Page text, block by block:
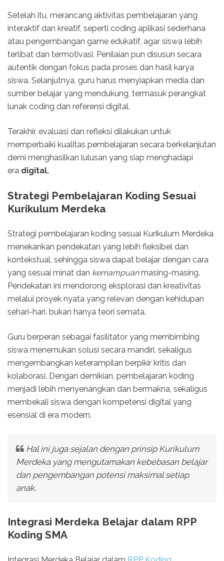
Setelah itu, merancang aktivitas pembelajaran yang
interaktif dan kreatif, seperti coding aplikasi sederhana
atau pengembangan game edukatif, agar siswa lebih
terlibat dan termotivasi. Penilaian pun disusun secara
autentik dengan fokus pada proses dan hasil karya
siswa. Selanjutnya, guru harus menyiapkan media dan
sumber belajar yang mendukung, termasuk perangkat
lunak coding dan referensi digital.
Terakhir, evaluasi dan refleksi dilakukan untuk
memperbaiki kualitas pembelajaran secara berkelanjutan
demi menghasilkan lulusan yang siap menghadapi
era digital.
Strategi Pembelajaran Koding Sesuai
Kurikulum Merdeka
Strategi pembelajaran koding sesuai Kurikulum Merdeka
menekankan pendekatan yang lebih fleksibel dan
kontekstual, sehingga siswa dapat belajar dengan cara
yang sesuai minat dan kemampuanmasing-masing.
Pendekatan ini mendorong eksplorasi dan kreativitas
melalui proyek nyata yang relevan dengan kehidupan
sehari-hari, bukan hanya teori semata.
Guru berperan sebagai fasilitator yang membimbing
siswa menemukan solusi secara mandiri, sekaligus
mengembangkan keterampilan berpikir kritis dan
kolaborasi. Dengan demikian, pembelajaran koding
menjadi lebih menyenangkan dan bermakna, sekaligus
membekali siswa dengan kompetensi digital yang
esensial di era modern.
Hal ini juga sejalan dengan prinsip Kurikulum
Merdeka yang mengutamakan kebebasan belajar
dan pengembangan potensi maksimal setiap
anak.
Integrasi Merdeka Belajar dalam RPP
Koding SMA